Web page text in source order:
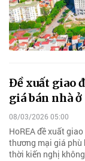
Đề xuất giao
giá bán nhà
08/03/2026 05:00
HoREA đề xuất
thương mại giá phù
thời kiến nghị